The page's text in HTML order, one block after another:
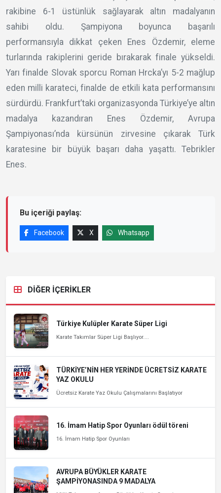
rakibine 6-1 üstünlük sağlayarak altın madalyanın
sahibi oldu. Şampiyona boyunca başarılı
performansıyla dikkat çeken Enes Özdemir, eleme
turlarında rakiplerini geride bırakarak finale yükseldi.
Yarı finalde Slovak sporcu Roman Hrcka’yı 5-2 mağlup
eden milli karateci, finalde de etkili kata performansını
sürdürdü. Frankfurt’taki organizasyonda Türkiye’ye altın
madalya kazandıran Enes Özdemir, Avrupa
Şampiyonası’nda kürsünün zirvesine çıkarak Türk
karatesine bir büyük başarı daha yaşattı. Tebrikler
Enes.
Bu içeriği paylaş:
Facebook X Whatsapp
DİĞER İÇERİKLER
Türkiye Kulüpler Karate Süper Ligi
Karate Takımlar Süper Ligi Başlıyor....
TÜRKİYE’NİN HER YERİNDE ÜCRETSİZ KARATE
YAZ OKULU
Ücretsiz Karate Yaz Okulu Çalışmalarını Başlatıyor
16. İmam Hatip Spor Oyunları ödül töreni
16. İmam Hatip Spor Oyunları
AVRUPA BÜYÜKLER KARATE
ŞAMPİYONASINDA 9 MADALYA